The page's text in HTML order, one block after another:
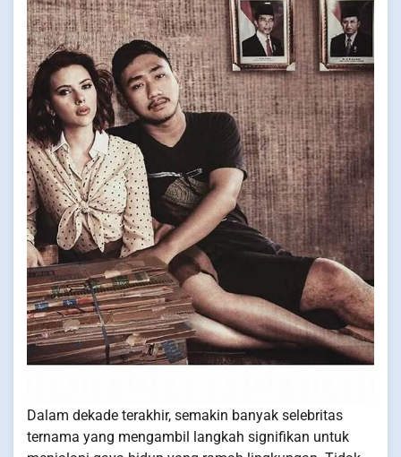
Dalam dekade terakhir, semakin banyak selebritas
ternama yang mengambil langkah signifikan untuk